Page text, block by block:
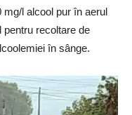
l alcool pur în aerul
recoltare de
în sânge.